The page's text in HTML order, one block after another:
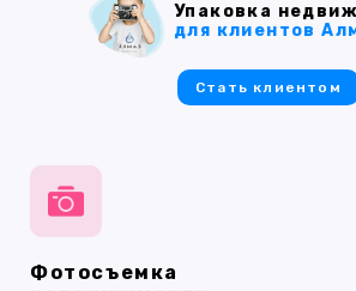
Фотосъемка
Упаковка
для клиентов
Стать клиентом